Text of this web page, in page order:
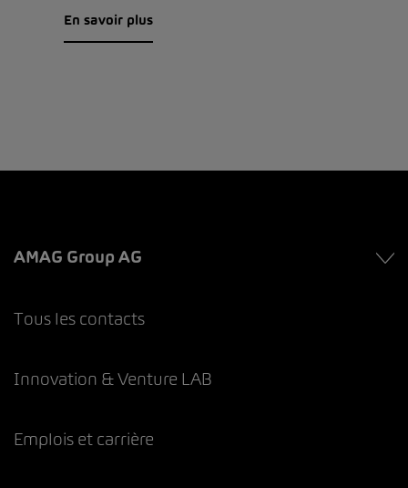
En savoir plus
AMAG Group AG
Tous les contacts
Innovation & Venture LAB
Emplois et carrière